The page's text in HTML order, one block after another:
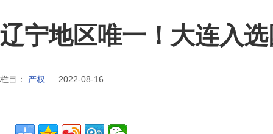
辽宁地区唯一！大连入
栏目： 产权 2022-08-16